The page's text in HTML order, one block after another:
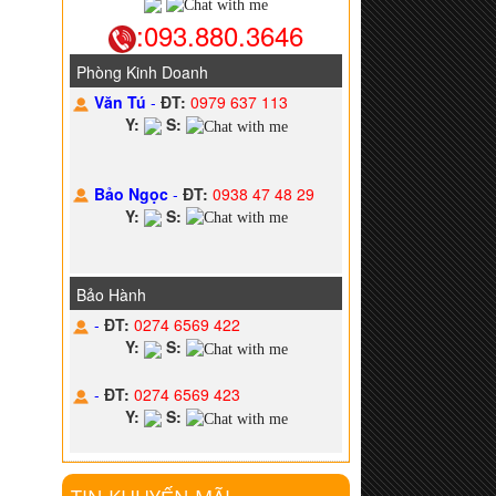
:093.880.3646
Phòng Kinh Doanh
Văn Tú-ĐT: 0979 637 113
Y:
S:
Bảo Ngọc-ĐT: 0938 47 48 29
Y:
S:
Bảo Hành
-ĐT: 0274 6569 422
Y:
S:
-ĐT: 0274 6569 423
Y:
S: